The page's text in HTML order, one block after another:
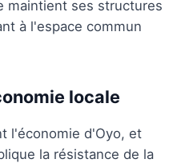
maintient ses structures
à l'espace commun
locale
l'économie d'Oyo, et
la résistance de la